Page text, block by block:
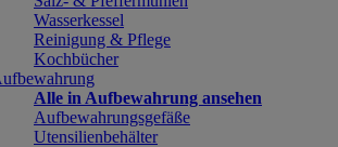
Wasserkessel
Reinigung & Pflege
Kochbücher
Alle in Aufbewahrung ansehen
Aufbewahrungsgefäße
Utensilienbehälter